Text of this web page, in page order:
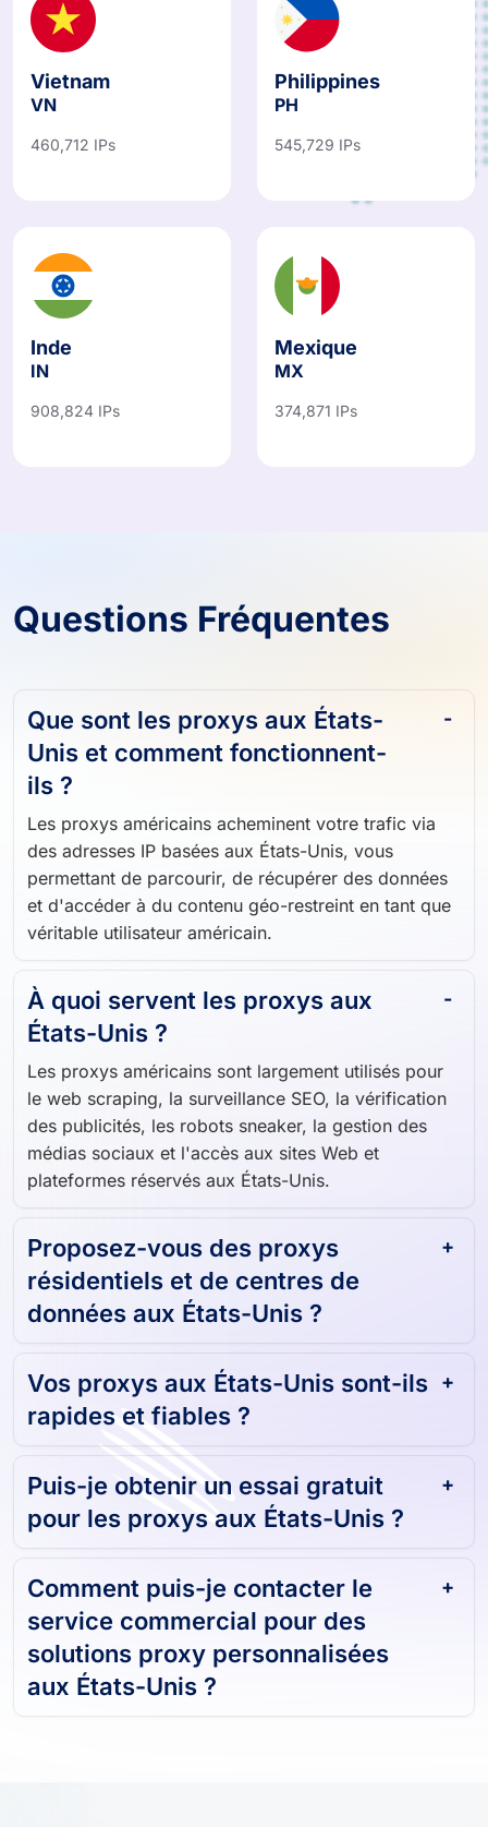
Vietnam
VN
460,712 IPs
Philippines
PH
545,729 IPs
Inde
IN
908,824 IPs
Mexique
MX
374,871 IPs
Questions Fréquentes
Que sont les proxys aux États-
Unis et comment fonctionnent-
ils ?
Les proxys américains acheminent votre trafic via
des adresses IP basées aux États-Unis, vous
permettant de parcourir, de récupérer des données
et d'accéder à du contenu géo-restreint en tant que
véritable utilisateur américain.
À quoi servent les proxys aux
États-Unis ?
Les proxys américains sont largement utilisés pour
le web scraping, la surveillance SEO, la vérification
des publicités, les robots sneaker, la gestion des
médias sociaux et l'accès aux sites Web et
plateformes réservés aux États-Unis.
Proposez-vous des proxys
résidentiels et de centres de
données aux États-Unis ?
Vos proxys aux États-Unis sont-ils
rapides et fiables ?
Puis-je obtenir un essai gratuit
pour les proxys aux États-Unis ?
Comment puis-je contacter le
service commercial pour des
solutions proxy personnalisées
aux États-Unis ?